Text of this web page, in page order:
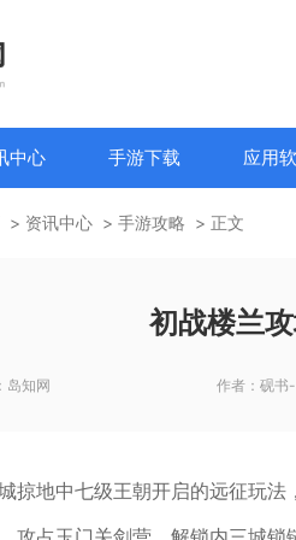
中心 手游下载 应用
资讯中心 手游攻略 正文
初战楼兰
岛知网 作者： 砚书
掠地中七级王朝开启的远征玩